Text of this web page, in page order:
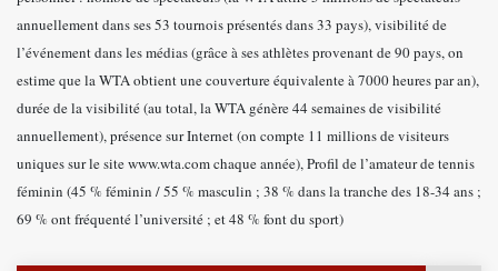
annuellement dans ses 53 tournois présentés dans 33 pays), visibilité de
l’événement dans les médias (grâce à ses athlètes provenant de 90 pays, on
estime que la WTA obtient une couverture équivalente à 7000 heures par an),
durée de la visibilité (au total, la WTA génère 44 semaines de visibilité
annuellement), présence sur Internet (on compte 11 millions de visiteurs
uniques sur le site www.wta.com chaque année), Profil de l’amateur de tennis
féminin (45 % féminin / 55 % masculin ; 38 % dans la tranche des 18-34 ans ;
69 % ont fréquenté l’université ; et 48 % font du sport)